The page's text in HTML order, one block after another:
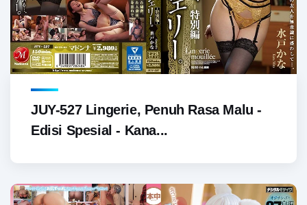
JUY-527 Lingerie, Penuh Rasa Malu -
Edisi Spesial - Kana...